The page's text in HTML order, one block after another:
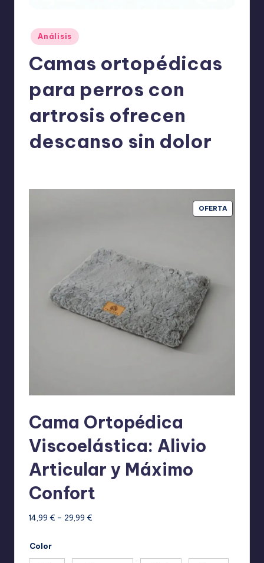
Publicado
en
Análisis
Camas ortopédicas
para perros con
artrosis ofrecen
descanso sin dolor
OFERTA
EN
Cama Ortopédica
Viscoelástica: Alivio
Articular y Máximo
Confort
14,99 € – 29,99 €Rango
Color